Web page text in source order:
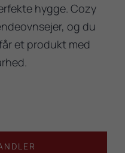
hygge. Cozy
og du
et produkt med